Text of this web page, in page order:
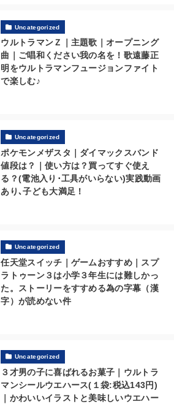
Uncategorized
ウルトラマンＺ｜主題歌｜オープニング
曲｜ご唱和ください我の名を！歌遠藤正
明をウルトラマンフュージョンファイト
で楽しむ♪
Uncategorized
ポケモンメザスタ｜ダイマックスバンド
値段は？｜使い方は？買ってすぐ使え
る？(電池入り･工具がいらない)実践動画
あり､子ども大満足！
Uncategorized
任天堂スイッチ｜ゲームおすすめ｜スプ
ラトゥーン３は小学３年生には難しかっ
た。ストーリーをすすめる為の字幕（漢
字）が読めない件
Uncategorized
３才男の子に喜ばれるお菓子｜ウルトラ
マンシールウエハース(１袋:税込143円)
｜かわいいイラストと美味しいウエハー